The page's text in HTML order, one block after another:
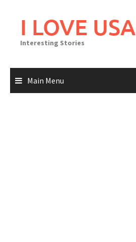
I LOVE USA
Interesting Stories
Main Menu